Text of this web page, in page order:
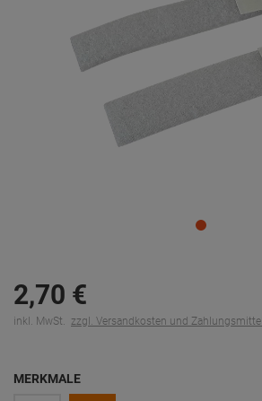
2,70 €
inkl. MwSt. zzgl. Versandkosten und Zahlungsmittel
MERKMALE